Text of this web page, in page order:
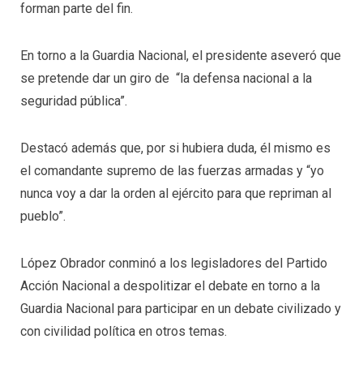
forman parte del fin.
En torno a la Guardia Nacional, el presidente aseveró que
se pretende dar un giro de “la defensa nacional a la
seguridad pública”.
Destacó además que, por si hubiera duda, él mismo es
el comandante supremo de las fuerzas armadas y “yo
nunca voy a dar la orden al ejército para que repriman al
pueblo”.
López Obrador conminó a los legisladores del Partido
Acción Nacional a despolitizar el debate en torno a la
Guardia Nacional para participar en un debate civilizado y
con civilidad política en otros temas.